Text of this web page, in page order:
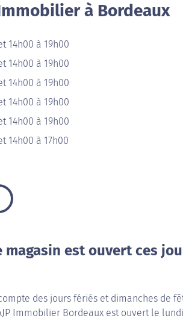
à Bordeaux
14h00 à 19h00
14h00 à 19h00
14h00 à 19h00
14h00 à 19h00
14h00 à 19h00
14h00 à 17h00
est ouvert ces
des jours fériés et dimanches de
Immobilier Bordeaux est ouvert le